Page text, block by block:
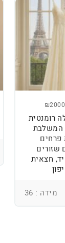
₪2000
רומנטית
מידה S המשלבת
פרחים
שזורים
חצאית
מידה : 36